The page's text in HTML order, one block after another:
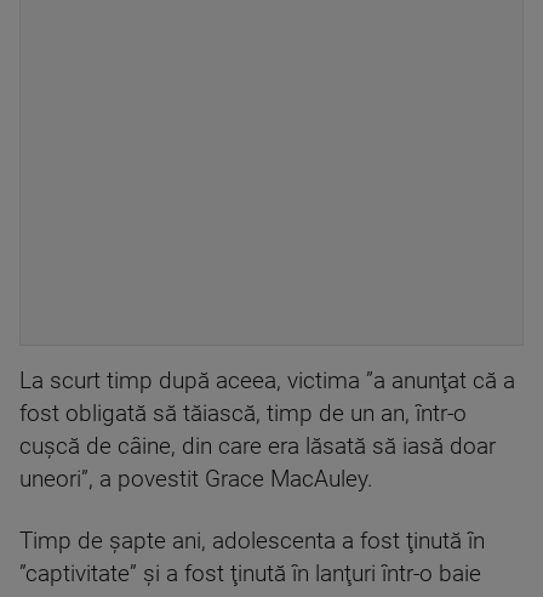
La scurt timp după aceea, victima ”a anunţat că a
fost obligată să tăiască, timp de un an, într-o
cuşcă de câine, din care era lăsată să iasă doar
uneori”, a povestit Grace MacAuley.
Timp de şapte ani, adolescenta a fost ţinută în
”captivitate” şi a fost ţinută în lanţuri într-o baie